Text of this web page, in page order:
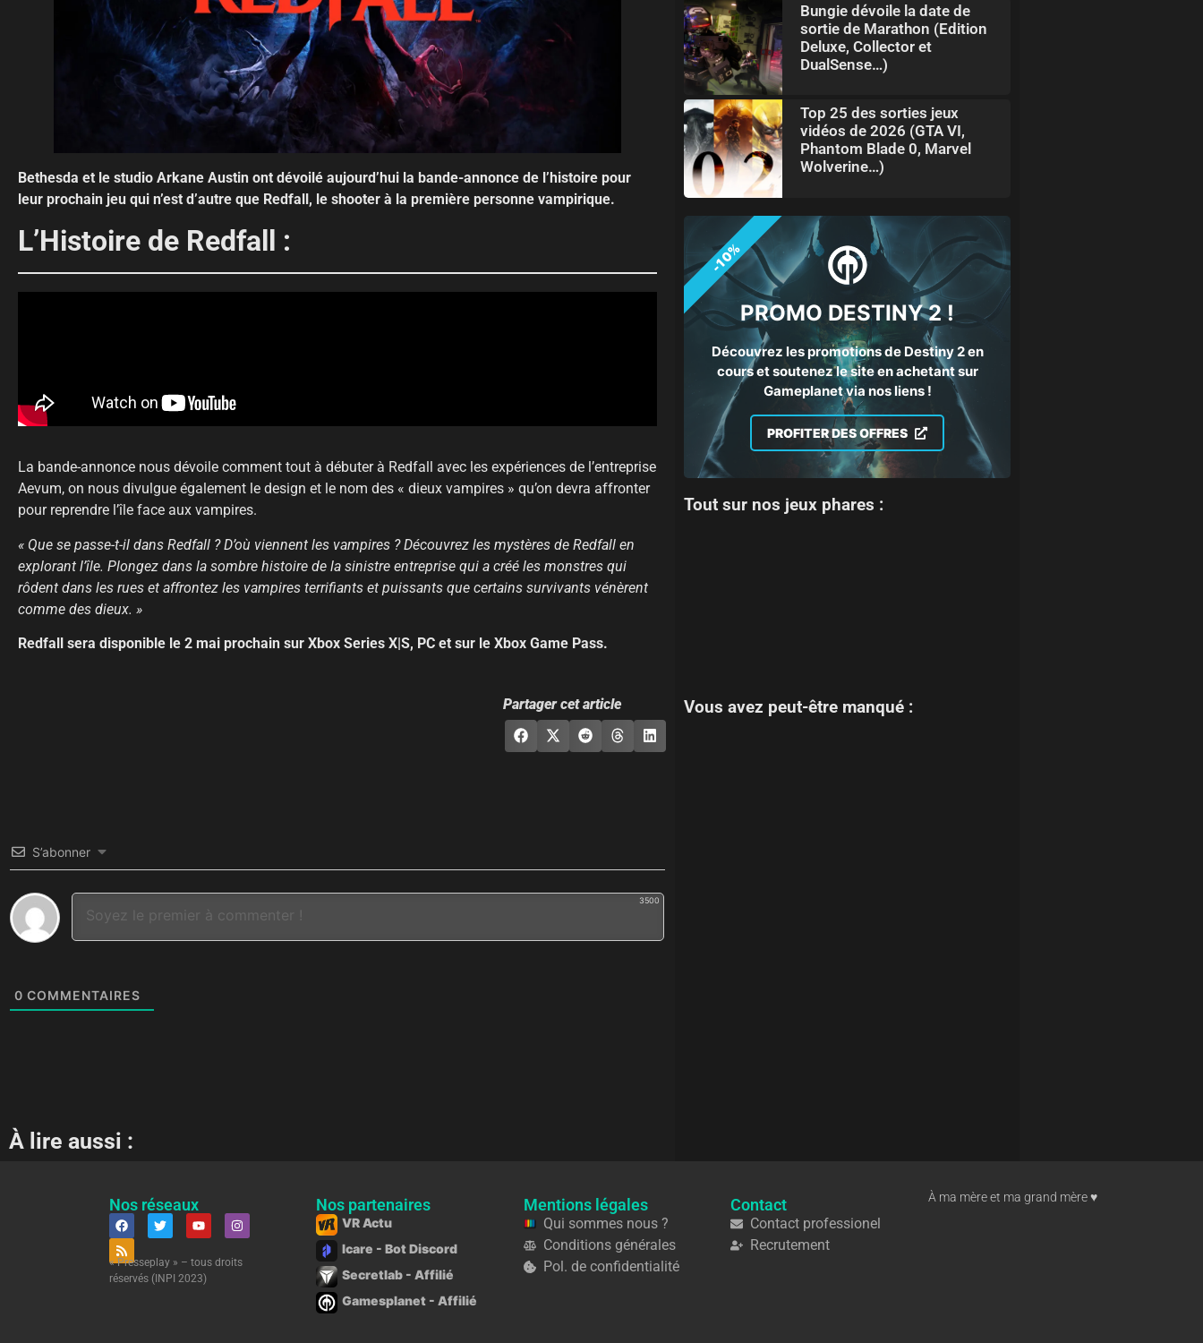
Bethesda et le studio Arkane Austin ont dévoilé aujourd’hui la bande-annonce de l’histoire pour
leur prochain jeu qui n’est d’autre que Redfall, le shooter à la première personne vampirique.
L’Histoire de Redfall :
La bande-annonce nous dévoile comment tout à débuter à Redfall avec les expériences de l’entreprise
Aevum, on nous divulgue également le design et le nom des « dieux vampires » qu’on devra affronter
pour reprendre l’île face aux vampires.
« Que se passe-t-il dans Redfall ? D’où viennent les vampires ? Découvrez les mystères de Redfall en
explorant l’île. Plongez dans la sombre histoire de la sinistre entreprise qui a créé les monstres qui
rôdent dans les rues et affrontez les vampires terrifiants et puissants que certains survivants vénèrent
comme des dieux. »
Redfall sera disponible le 2 mai prochain sur Xbox Series X|S, PC et sur le Xbox Game Pass.
Partager cet article
S’abonner
3500
0 COMMENTAIRES
À lire aussi :
Bungie dévoile la date de
sortie de Marathon (Edition
Deluxe, Collector et
DualSense…)
Top 25 des sorties jeux
vidéos de 2026 (GTA VI,
Phantom Blade 0, Marvel
Wolverine…)
PROMO DESTINY 2 !
Découvrez les promotions de Destiny 2 en
cours et soutenez le site en achetant sur
Gameplanet via nos liens !
PROFITER DES OFFRES
-10%
Tout sur nos jeux phares :
Vous avez peut-être manqué :
Nos réseaux
« Presseplay » – tous droits
réservés (INPI 2023)
Nos partenaires
VR Actu
Icare - Bot Discord
Secretlab - Affilié
Gamesplanet - Affilié
Mentions légales
Qui sommes nous ?
Conditions générales
Pol. de confidentialité
Contact
Contact professionel
Recrutement
À ma mère et ma grand mère ♥︎